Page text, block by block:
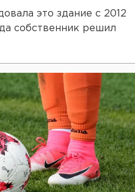
это здание с 2012
собственник решил